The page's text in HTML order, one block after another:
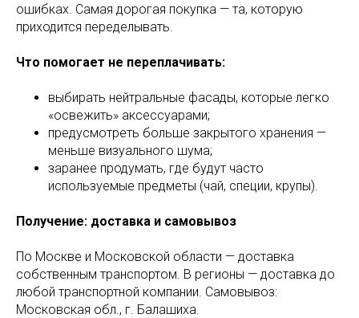
ошибках. Самая дорогая покупка — та, которую
приходится переделывать.
Что помогает не переплачивать:
выбирать нейтральные фасады, которые легко
«освежить» аксессуарами;
предусмотреть больше закрытого хранения —
меньше визуального шума;
заранее продумать, где будут часто
используемые предметы (чай, специи, крупы).
Получение: доставка и самовывоз
По Москве и Московской области — доставка
собственным транспортом. В регионы — доставка до
любой транспортной компании. Самовывоз:
Московская обл., г. Балашиха.